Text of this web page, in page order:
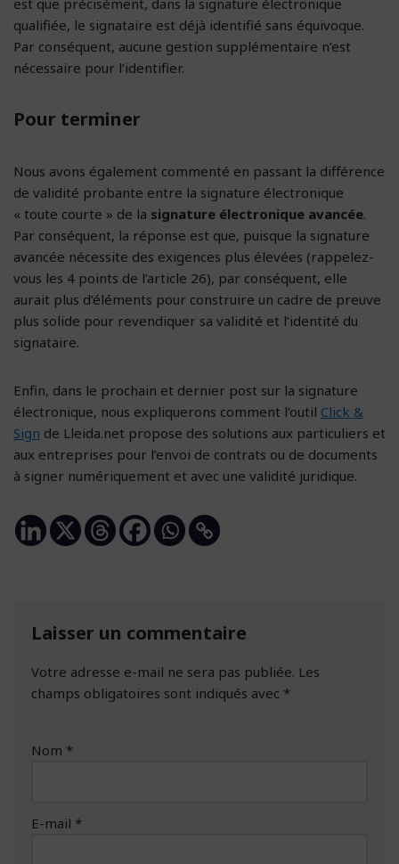
qualifiée, le signataire est déjà identifié sans équivoque.
Par conséquent, aucune gestion supplémentaire n’est
nécessaire pour l’identifier.
Pour terminer
Nous avons également commenté en passant la différence
de validité probante entre la signature électronique
« toute courte » de la signature électronique avancée.
Par conséquent, la réponse est que, puisque la signature
avancée nécessite des exigences plus élevées (rappelez-
vous les 4 points de l’article 26), par conséquent, elle
aurait plus d’éléments pour construire un cadre de preuve
plus solide pour revendiquer sa validité et l’identité du
signataire.
Enfin, dans le prochain et dernier post sur la signature
électronique, nous expliquerons comment l’outil Click &
Sign de Lleida.net propose des solutions aux particuliers et
aux entreprises pour l’envoi de contrats ou de documents
à signer numériquement et avec une validité juridique.
Laisser un commentaire
Votre adresse e-mail ne sera pas publiée. Les
champs obligatoires sont indiqués avec *
Nom *
E-mail *